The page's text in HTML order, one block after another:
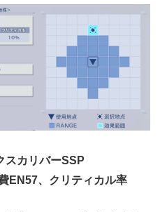
スカリバーSSP
EN57、クリティカル率